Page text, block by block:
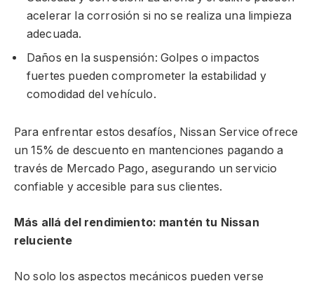
acelerar la corrosión si no se realiza una limpieza
adecuada.
Daños en la suspensión: Golpes o impactos
fuertes pueden comprometer la estabilidad y
comodidad del vehículo.
Para enfrentar estos desafíos, Nissan Service ofrece
un 15% de descuento en mantenciones pagando a
través de Mercado Pago, asegurando un servicio
confiable y accesible para sus clientes.
Más allá del rendimiento: mantén tu Nissan
reluciente
No solo los aspectos mecánicos pueden verse